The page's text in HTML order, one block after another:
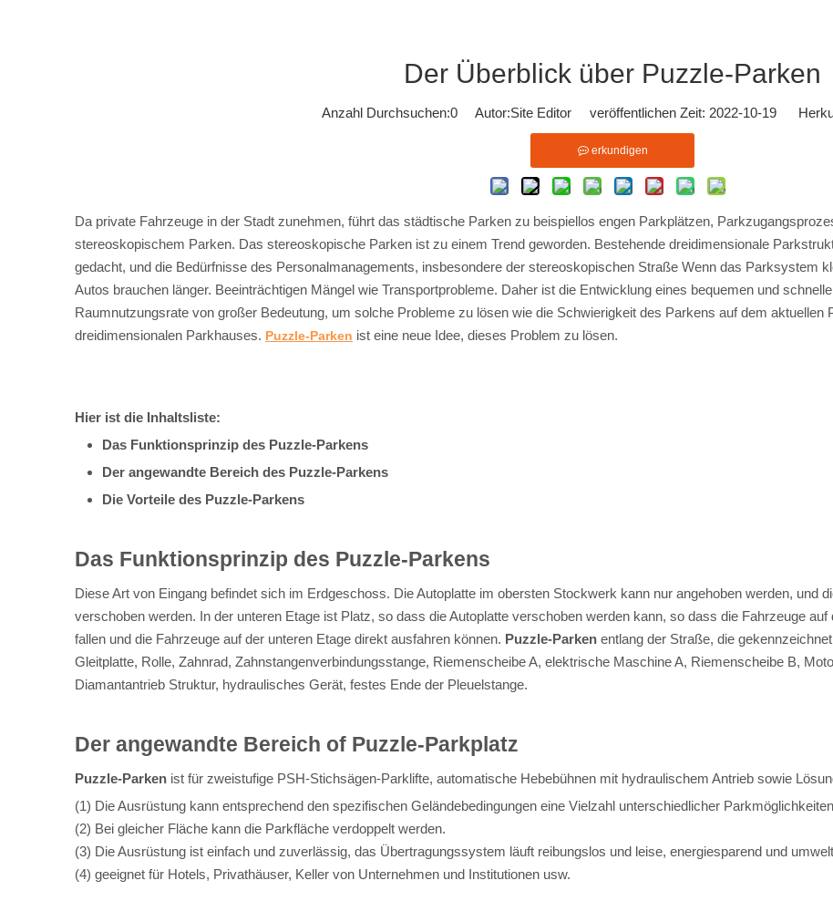
Der Überblick über Puzzle-Parken
Anzahl Durchsuchen:0Autor:Site Editor veröffentlichen Zeit: 2022-10-19
erkundigen
Da private Fahrzeuge in der Stadt zunehmen, führt das städtische Parken zu beispiellos engen Parkplätzen,
stereoskopischem Parken. Das stereoskopische Parken ist zu einem Trend geworden. Bestehende dreidimensionale
gedacht, und die Bedürfnisse des Personalmanagements, insbesondere der stereoskopischen Straße Wenn das Parksystem
Autos brauchen länger. Beeinträchtigen Mängel wie Transportprobleme. Daher ist die Entwicklung eines bequemen und
Raumnutzungsrate von großer Bedeutung, um solche Probleme zu lösen wie die Schwierigkeit des Parkens auf dem aktuellen
dreidimensionalen Parkhauses. Puzzle-Parken ist eine neue Idee, dieses Problem zu lösen.
Hier ist die Inhaltsliste:
Das Funktionsprinzip des Puzzle-Parkens
Der angewandte Bereich des Puzzle-Parkens
Die Vorteile des Puzzle-Parkens
Das Funktionsprinzip des Puzzle-Parkens
Diese Art von Eingang befindet sich im Erdgeschoss. Die Autoplatte im obersten Stockwerk kann nur angehoben werden, und
verschoben werden. In der unteren Etage ist Platz, so dass die Autoplatte verschoben werden kann, so dass die Fahrzeuge
fallen und die Fahrzeuge auf der unteren Etage direkt ausfahren können. Puzzle-Parken entlang der Straße, die
Gleitplatte, Rolle, Zahnrad, Zahnstangenverbindungsstange, Riemenscheibe A, elektrische Maschine A, Riemenscheibe B,
Diamantantrieb Struktur, hydraulisches Gerät, festes Ende der Pleuelstange.
Der angewandte Bereich of Puzzle-Parkplatz
Puzzle-Parken ist für zweistufige PSH-Stichsägen-Parklifte, automatische Hebebühnen mit hydraulischem Antrieb sowie
(1) Die Ausrüstung kann entsprechend den spezifischen Geländebedingungen eine Vielzahl unterschiedlicher
(2) Bei gleicher Fläche kann die Parkfläche verdoppelt werden.
(3) Die Ausrüstung ist einfach und zuverlässig, das Übertragungssystem läuft reibungslos und leise, energiesparend und
(4) geeignet für Hotels, Privathäuser, Keller von Unternehmen und Institutionen usw.